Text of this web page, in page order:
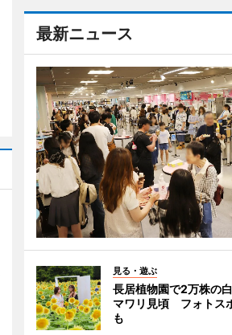
最新ニュース
見る・遊ぶ
長居植物園で2万株の
マワリ見頃 フォトス
も